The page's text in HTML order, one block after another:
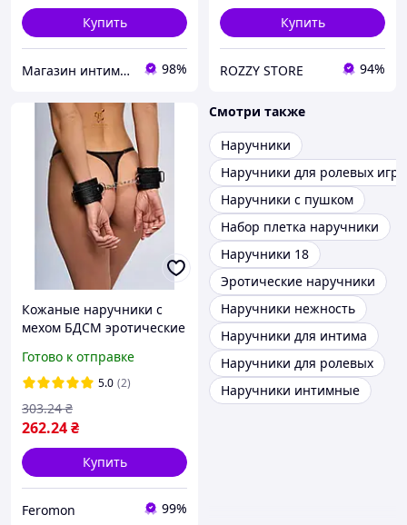
Купить
Магазин интимных товаров "WeLove" 98%
Купить
ROZZY STORE 94%
Кожаные наручники с
мехом БДСМ эротические
игрушка для взрослых
Чёрный ( 130 001 )
Готово к отправке
5.0 (2)
262.24₴
303.24 ₴
Купить
Feromon 99%
Смотри также
Наручники
Наручники для ролевых игр
Наручники с пушком
Набор плетка наручники
Наручники 18
Эротические наручники
Наручники нежность
Наручники для интима
Наручники для ролевых
Наручники интимные